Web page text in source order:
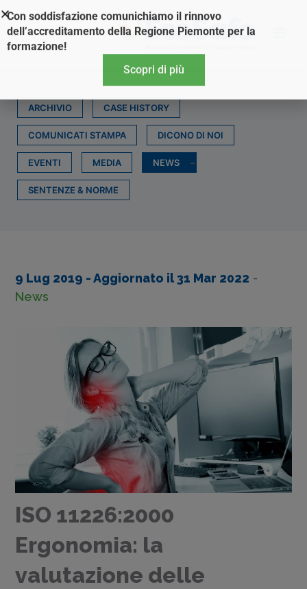
contenuto
ARCHIVIO CASE HISTORY
COMUNICATI STAMPA DICONO DI NOI
EVENTI MEDIA NEWS
SENTENZE & NORME
9 Lug 2019 - Aggiornato il31 Mar 2022 -
News
ISO 11226:2000
Ergonomia: la
valutazione delle
Con soddisfazione comunichiamo il rinnovo
dell’accreditamento della Regione Piemonte per la
formazione!
Scopri di più